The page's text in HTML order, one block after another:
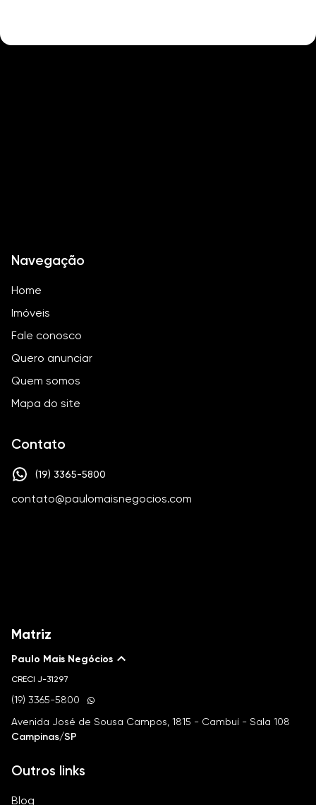
Navegação
Home
Imóveis
Fale conosco
Quero anunciar
Quem somos
Mapa do site
Contato
(19) 3365-5800
contato@paulomaisnegocios.com
Matriz
Paulo Mais Negócios
CRECI J-31297
(19) 3365-5800
Avenida José de Sousa Campos, 1815 - Cambuí - Sala 108
Campinas/SP
Outros links
Blog